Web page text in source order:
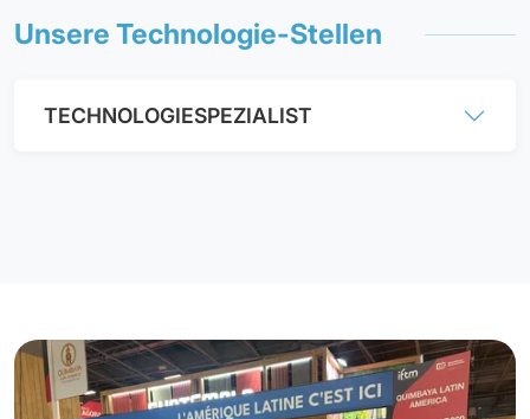
Unsere Technologie-Stellen
TECHNOLOGIESPEZIALIST